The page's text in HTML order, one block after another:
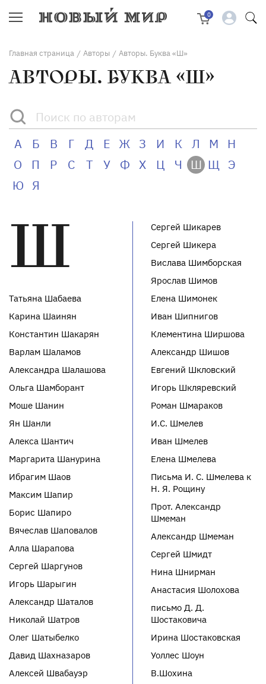
0
Главная страница / Авторы / Авторы. Буква «Ш»
АВТОРЫ. БУКВА «Ш»
А Б В Г Д Е Ж З И К Л М
Н
О
П Р С Т У Ф Х Ц Ч Ш Щ Э
Ю Я
Ш
Татьяна Шабаева
Карина Шаинян
Константин Шакарян
Варлам Шаламов
Александра Шалашова
Ольга Шамборант
Моше Шанин
Ян Шанли
Алекса Шантич
Маргарита Шанурина
Ибрагим Шаов
Максим Шапир
Борис Шапиро
Вячеслав Шаповалов
Алла Шарапова
Сергей Шаргунов
Игорь Шарыгин
Александр Шаталов
Николай Шатров
Олег Шатыбелко
Давид Шахназаров
Алексей Швабауэр
Сергей Шикарев
Сергей Шикера
Вислава Шимборская
Ярослав Шимов
Елена Шимонек
Иван Шипнигов
Клементина Ширшова
Александр Шишов
Евгений Шкловский
Игорь Шкляревский
Роман Шмараков
И.С. Шмелев
Иван Шмелев
Елена Шмелева
Письма И. С. Шмелева к
Н. Я. Рощину
Прот. Александр
Шмеман
Александр Шмеман
Сергей Шмидт
Нина Шнирман
Анастасия Шолохова
письмо Д. Д.
Шостаковича
Ирина Шостаковская
Уоллес Шоун
В.Шохина